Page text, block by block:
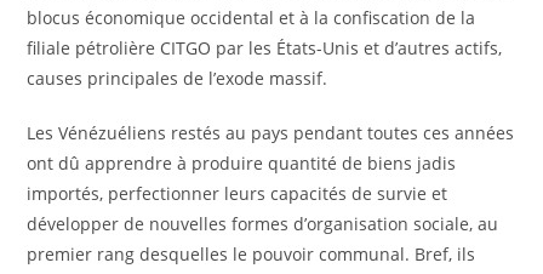
blocus économique occidental et à la confiscation de la
filiale pétrolière CITGO par les États-Unis et d’autres actifs,
causes principales de l’exode massif.
Les Vénézuéliens restés au pays pendant toutes ces années
ont dû apprendre à produire quantité de biens jadis
importés, perfectionner leurs capacités de survie et
développer de nouvelles formes d’organisation sociale, au
premier rang desquelles le pouvoir communal. Bref, ils